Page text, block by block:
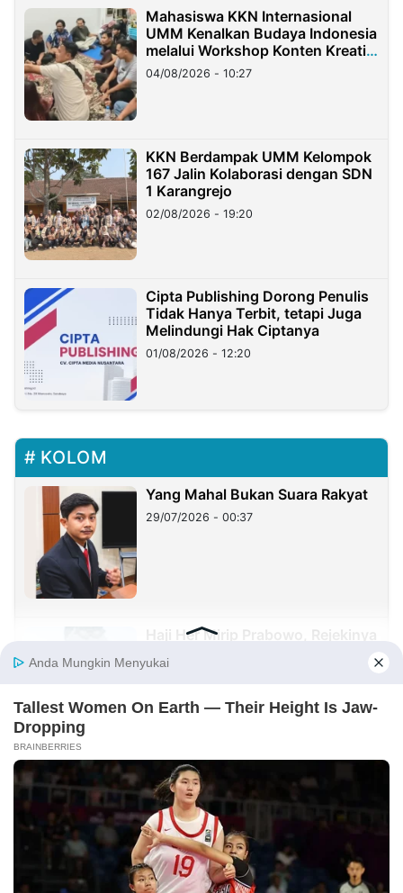
Mahasiswa KKN Internasional
UMM Kenalkan Budaya Indonesia
melalui Workshop Konten Kreatif
di Taiwan
04/08/2026 - 10:27
KKN Berdampak UMM Kelompok
167 Jalin Kolaborasi dengan SDN
1 Karangrejo
02/08/2026 - 19:20
Cipta Publishing Dorong Penulis
Tidak Hanya Terbit, tetapi Juga
Melindungi Hak Ciptanya
01/08/2026 - 12:20
KOLOM
Yang Mahal Bukan Suara Rakyat
29/07/2026 - 00:37
Haji Her Mirip Prabowo, Rejekinya
Orang, Tapi Sering Blunder!
Sister City: Peluang Besar, tetapi
Implementasinya Masih Menjadi
Tantangan
23/07/2026 - 20:08